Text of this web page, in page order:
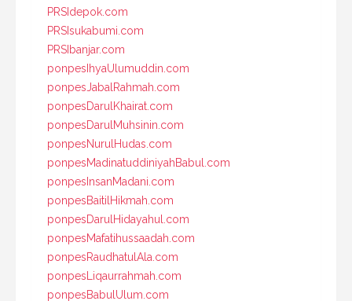
PRSIdepok.com
PRSIsukabumi.com
PRSIbanjar.com
ponpesIhyaUlumuddin.com
ponpesJabalRahmah.com
ponpesDarulKhairat.com
ponpesDarulMuhsinin.com
ponpesNurulHudas.com
ponpesMadinatuddiniyahBabul.com
ponpesInsanMadani.com
ponpesBaitilHikmah.com
ponpesDarulHidayahul.com
ponpesMafatihussaadah.com
ponpesRaudhatulAla.com
ponpesLiqaurrahmah.com
ponpesBabulUlum.com